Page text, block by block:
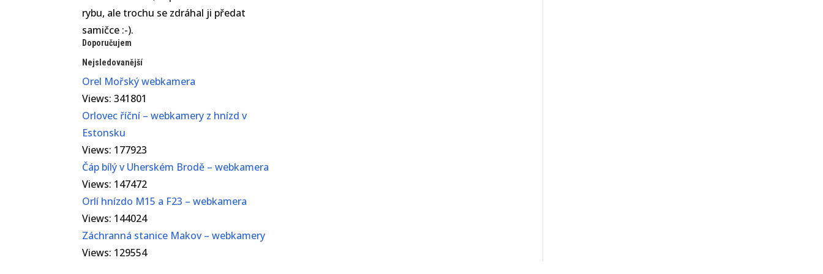
rybu, ale trochu se zdráhal ji předat
samičce :-).
Doporučujem
Nejsledovanější
Orel Mořský webkamera
Views: 341801
Orlovec říční – webkamery z hnízd v
Estonsku
Views: 177923
Čáp bílý v Uherském Brodě – webkamera
Views: 147472
Orlí hnízdo M15 a F23 – webkamera
Views: 144024
Záchranná stanice Makov – webkamery
Views: 129554